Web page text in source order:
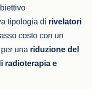
tipologia di rivelatori
costo con un
una riduzione del
radioterapia e